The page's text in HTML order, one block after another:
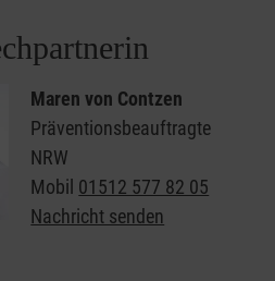
Maren von Contzen
Präventionsbeauftragte
NRW
Mobil 01512 577 82 05
Nachricht senden